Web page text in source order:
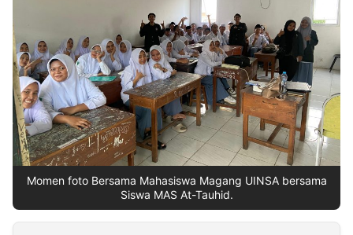
Insight
NTB
Suara
Time
Lens
IDN
Daily
Jogja
Jalan
Rakyat
Idealita
News
Kita
Notice
Dinamikapost.com
Radar
Baru
Seedbacklink
Follow
Kabarbaru
Momen foto Bersama Mahasiswa Magang UINSA bersama
Siswa MAS At-Tauhid.